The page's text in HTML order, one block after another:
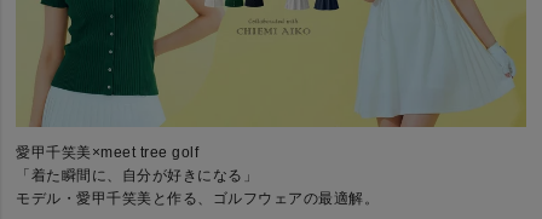
愛甲千笑美×meet tree golf
「着た瞬間に、自分が好きになる」
モデル・愛甲千笑美と作る、ゴルフウェアの最適解。